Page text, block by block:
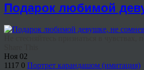
Подарок любимой
Ноя 02
1117 0 Портрет карандашом (имитация)